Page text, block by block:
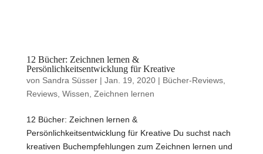
12 Bücher: Zeichnen lernen &
Persönlichkeitsentwicklung für Kreative
von Sandra Süsser| Jan. 19, 2020| Bücher-Reviews,
Reviews, Wissen Zeichnen lernen
12 Bücher: Zeichnen lernen &
Persönlichkeitsentwicklung für Kreative Du suchst nach
kreativen Buchempfehlungen zum Zeichnen lernen und